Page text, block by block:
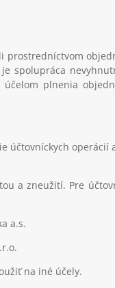
spolupráca
plnenia
účtovníckych
a zneužití. Pre
a.s.
na iné účely.